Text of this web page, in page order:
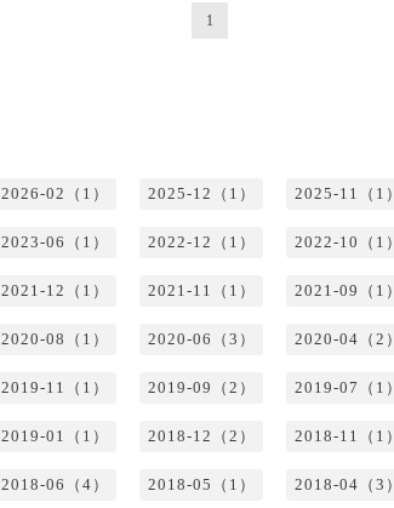
1
2026-02（1） 2025-12（1） 2025-11（1）
2023-06（1） 2022-12（1） 2022-10（1）
2021-12（1） 2021-11（1） 2021-09（1）
2020-08（1） 2020-06（3） 2020-04（2）
2019-11（1） 2019-09（2） 2019-07（1）
2019-01（1） 2018-12（2） 2018-11（1）
2018-06（4） 2018-05（1） 2018-04（3）